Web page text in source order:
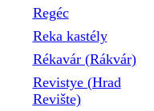
Regéc
Reka kastély
Rékavár (Rákvár)
Revistye (Hrad
Revište)